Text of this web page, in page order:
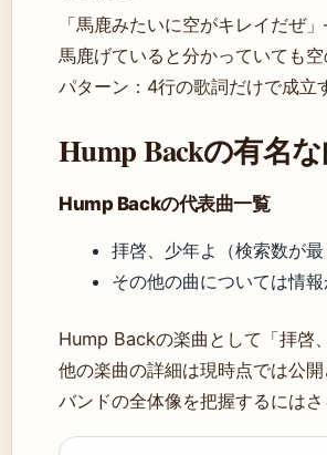
「馬鹿みたいに空がキレイだ
馬鹿げていると分かっていても
パターン：4行の歌詞だけで成立
Hump Backの有名
Hump Backの代表曲一覧
拝啓、少年よ（検索数が最
その他の曲については情
Hump Backの楽曲として「拝啓
他の楽曲の詳細は現時点では公
バンドの全体像を把握するには